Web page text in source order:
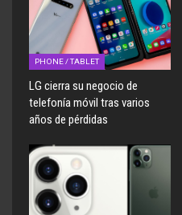
PHONE / TABLET
LG cierra su negocio de
telefonía móvil tras varios
años de pérdidas